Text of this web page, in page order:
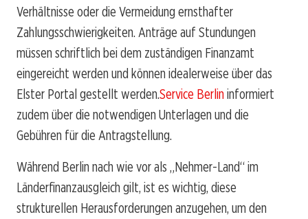
Verhältnisse oder die Vermeidung ernsthafter
Zahlungsschwierigkeiten. Anträge auf Stundungen
müssen schriftlich bei dem zuständigen Finanzamt
eingereicht werden und können idealerweise über das
Elster Portal gestellt werden.Service Berlin informiert
zudem über die notwendigen Unterlagen und die
Gebühren für die Antragstellung.
Während Berlin nach wie vor als „Nehmer-Land“ im
Länderfinanzausgleich gilt, ist es wichtig, diese
strukturellen Herausforderungen anzugehen, um den